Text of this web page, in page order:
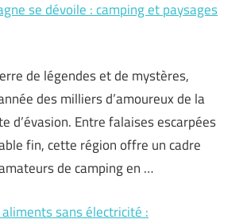
se dévoile : camping et paysages
de légendes et de mystères,
des milliers d’amoureux de la
d’évasion. Entre falaises escarpées
fin, cette région offre un cadre
de camping en …
sans électricité :